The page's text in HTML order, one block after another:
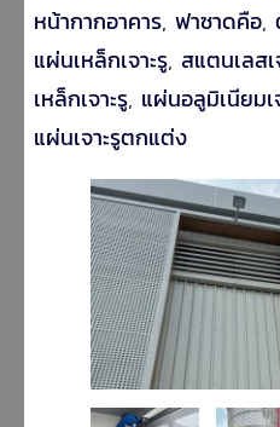
หน้ากากอาคาร,ฟาซาดคือ,
แผ่นเหล็กเจาะรู, สแตนเลสเ
เหล็กเจาะรู, แผ่นอลูมิเนียมเ
แผ่นเจาะรูตกแต่ง